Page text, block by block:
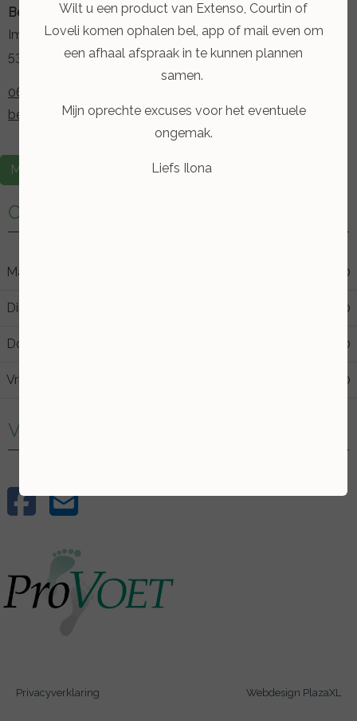
Beauty & Feet Ilona
Iman van de Boschstraat 21
5348 TE Oss
06 11 24 8075
beautyfeet-ilona@hotmail.com
Maak een afspraak
Openingstijden
Maandag 17:00
Dinsdag 21:30
Donderdag 17:00
Vrijdag 13:00
Volg mij
Privacyverklaring Webdesign PlazaXL
Wilt u een product van Extenso, Courtin of
Loveli komen ophalen bel, app of mail even om
een afhaal afspraak in te kunnen plannen
samen.
Mijn oprechte excuses voor het eventuele
ongemak.
Liefs Ilona